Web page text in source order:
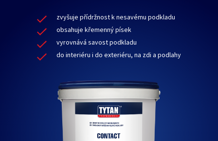
zvyšuje přídržnost k nesavému podkladu
obsahuje křemenný písek
vyrovnává savost podkladu
do interiéru i do exteriéru, na zdi a podlahy